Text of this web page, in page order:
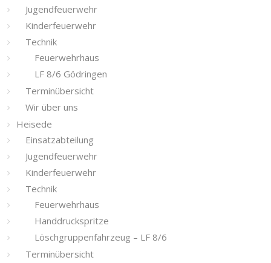
Jugendfeuerwehr
Kinderfeuerwehr
Technik
Feuerwehrhaus
LF 8/6 Gödringen
Terminübersicht
Wir über uns
Heisede
Einsatzabteilung
Jugendfeuerwehr
Kinderfeuerwehr
Technik
Feuerwehrhaus
Handdruckspritze
Löschgruppenfahrzeug – LF 8/6
Terminübersicht